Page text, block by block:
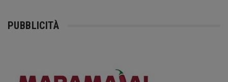
PUBBLICITÀ